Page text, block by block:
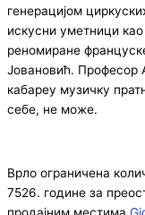
генерацијом
искусни уметници
реномиране
Јовановић. Професор
кабареу музичку
себе, не може.
Врло ограничена
7526. године за